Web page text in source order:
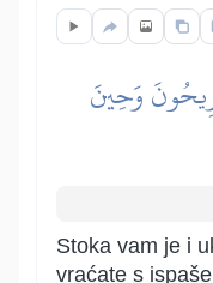
وَحِينَ
Stoka vam je i
vraćate s